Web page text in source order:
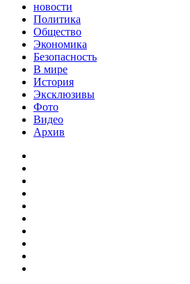
новости
Политика
Общество
Экономика
Безопасность
В мире
История
Эксклюзивы
Фото
Видео
Архив